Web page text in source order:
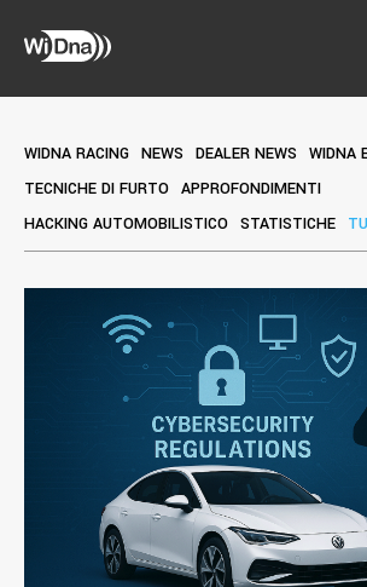
WIDNA RACING NEWS DEALER NEWS
WIDNA
TECNICHE DI FURTO APPROFONDIMENTI
HACKING AUTOMOBILISTICO STATISTICHE